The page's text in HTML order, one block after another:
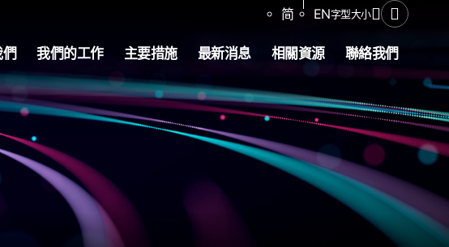
简 EN字型大小分享開啟搜尋
們 我們的工作 主要措施 最新消息 相關資源 聯絡我們